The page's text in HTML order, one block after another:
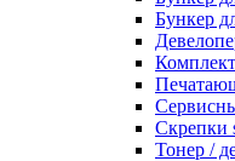
Бункер
Скрепки
Тонер /